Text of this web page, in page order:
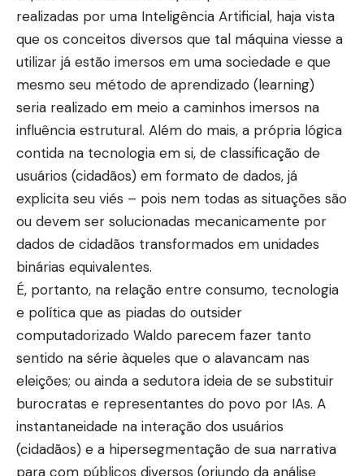
realizadas por uma Inteligência Artificial, haja vista
que os conceitos diversos que tal máquina viesse a
utilizar já estão imersos em uma sociedade e que
mesmo seu método de aprendizado (learning)
seria realizado em meio a caminhos imersos na
influência estrutural. Além do mais, a própria lógica
contida na tecnologia em si, de classificação de
usuários (cidadãos) em formato de dados, já
explicita seu viés – pois nem todas as situações são
ou devem ser solucionadas mecanicamente por
dados de cidadãos transformados em unidades
binárias equivalentes.
É, portanto, na relação entre consumo, tecnologia
e política que as piadas do outsider
computadorizado Waldo parecem fazer tanto
sentido na série àqueles que o alavancam nas
eleições; ou ainda a sedutora ideia de se substituir
burocratas e representantes do povo por IAs. A
instantaneidade na interação dos usuários
(cidadãos) e a hipersegmentação de sua narrativa
para com públicos diversos (oriundo da análise